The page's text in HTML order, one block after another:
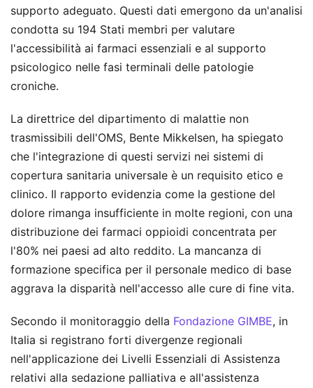
supporto adeguato. Questi dati emergono da un'analisi
condotta su 194 Stati membri per valutare
l'accessibilità ai farmaci essenziali e al supporto
psicologico nelle fasi terminali delle patologie
croniche.
La direttrice del dipartimento di malattie non
trasmissibili dell'OMS, Bente Mikkelsen, ha spiegato
che l'integrazione di questi servizi nei sistemi di
copertura sanitaria universale è un requisito etico e
clinico. Il rapporto evidenzia come la gestione del
dolore rimanga insufficiente in molte regioni, con una
distribuzione dei farmaci oppioidi concentrata per
l'80% nei paesi ad alto reddito. La mancanza di
formazione specifica per il personale medico di base
aggrava la disparità nell'accesso alle cure di fine vita.
Secondo il monitoraggio della Fondazione GIMBE, in
Italia si registrano forti divergenze regionali
nell'applicazione dei Livelli Essenziali di Assistenza
relativi alla sedazione palliativa e all'assistenza